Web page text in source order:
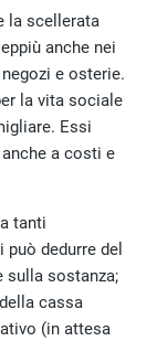
la scellerata
anche nei
e osterie.
la vita sociale
Essi
a costi e
tanti
dedurre del
sulla sostanza;
cassa
(in attesa